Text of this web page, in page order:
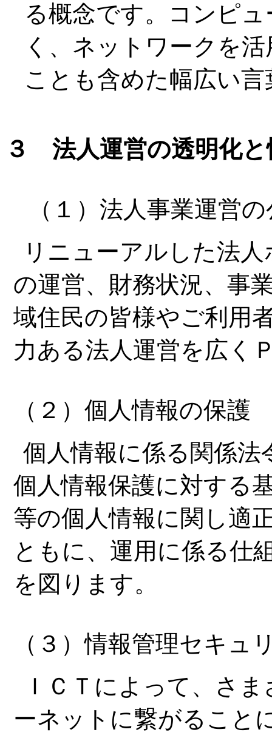
る概念です。コンピ
く、ネットワークを
ことも含めた幅広い
３ 法人運営の透明化と
（１）法人事業運営の
リニューアルした法
の運営、財務状況、事
域住民の皆様やご利用
力ある法人運営を広く
（２）個人情報の保護
個人情報に係る関係
個人情報保護に対する
等の個人情報に関し適
ともに、運用に係る仕
を図ります。
（３）情報管理セキュ
ＩＣＴによって、さ
ーネットに繋がること